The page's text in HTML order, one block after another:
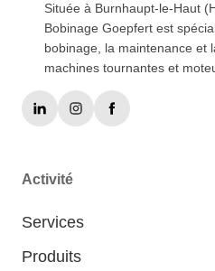
Située à Burnhaupt-le-Haut
Bobinage Goepfert est
bobinage, la maintenance et
machines tournantes et
Activité
Services
Produits